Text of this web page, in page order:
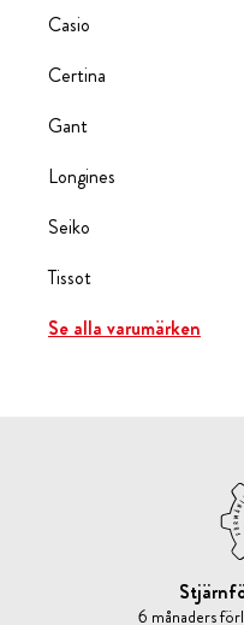
Casio
Certina
Gant
Longines
Seiko
Tissot
Se alla varumärken
6 månaders